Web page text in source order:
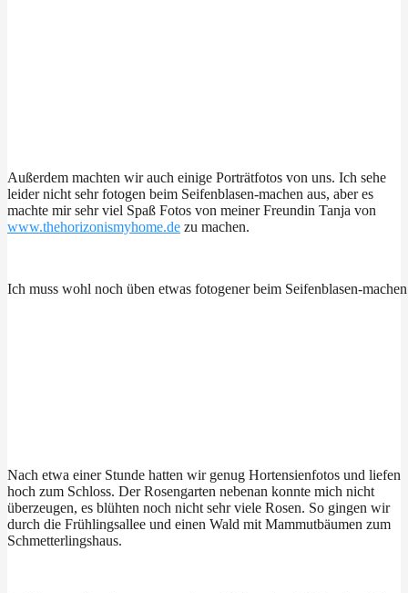
Außerdem machten wir auch einige Porträtfotos von uns. Ich sehe
leider nicht sehr fotogen beim Seifenblasen-machen aus, aber es
machte mir sehr viel Spaß Fotos von meiner Freundin Tanja von
www.thehorizonismyhome.de zu machen.
Ich muss wohl noch üben etwas fotogener beim Seifenblasen-
Nach etwa einer Stunde hatten wir genug Hortensienfotos und liefen
hoch zum Schloss. Der Rosengarten nebenan konnte mich nicht
überzeugen, es blühten noch nicht sehr viele Rosen. So gingen wir
durch die Frühlingsallee und einen Wald mit Mammutbäumen zum
Schmetterlingshaus.